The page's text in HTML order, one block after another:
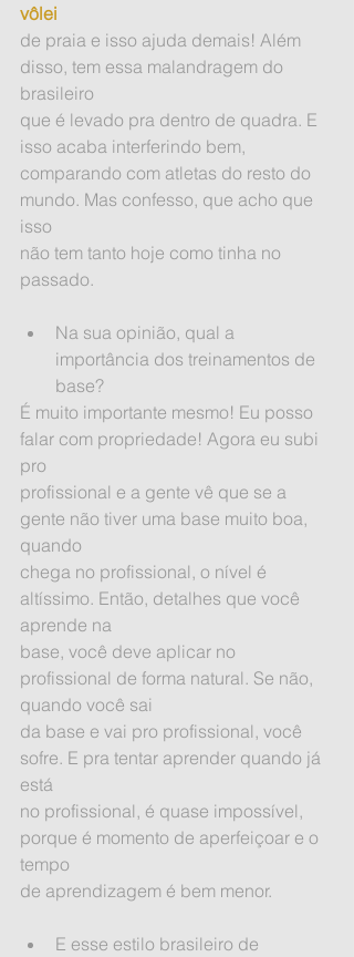
vôlei
de praia e isso ajuda demais! Além
disso, tem essa malandragem do
brasileiro
que é levado pra dentro de quadra. E
isso acaba interferindo bem,
comparando com atletas do resto do
mundo. Mas confesso, que acho que
isso
não tem tanto hoje como tinha no
passado.
Na sua opinião, qual a
importância dos treinamentos de
base?
É muito importante mesmo! Eu posso
falar com propriedade! Agora eu subi
pro
profissional e a gente vê que se a
gente não tiver uma base muito boa,
quando
chega no profissional, o nível é
altíssimo. Então, detalhes que você
aprende na
base, você deve aplicar no
profissional de forma natural. Se não,
quando você sai
da base e vai pro profissional, você
sofre. E pra tentar aprender quando já
está
no profissional, é quase impossível,
porque é momento de aperfeiçoar e o
tempo
de aprendizagem é bem menor.
E esse estilo brasileiro de